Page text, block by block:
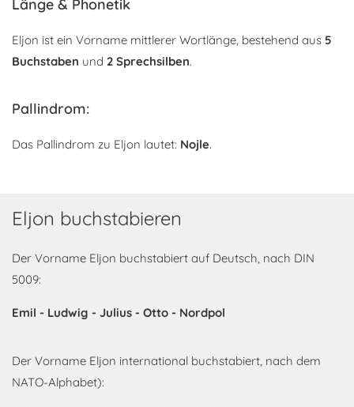
Länge & Phonetik
Eljon ist ein Vorname mittlerer Wortlänge, bestehend aus 5
Buchstaben und 2 Sprechsilben.
Pallindrom:
Das Pallindrom zu Eljon lautet: Nojle.
Eljon buchstabieren
Der Vorname Eljon buchstabiert auf Deutsch, nach DIN
5009:
Emil - Ludwig - Julius - Otto - Nordpol
Der Vorname Eljon international buchstabiert, nach dem
NATO-Alphabet):